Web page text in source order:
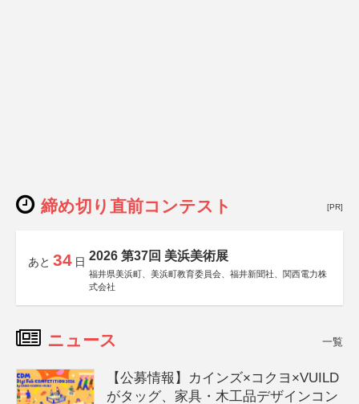
締め切り直前コンテスト [PR]
あと 34 日 2026 第37回 美浜美術展
福井県美浜町、美浜町教育委員会、福井新聞社、関西電力株
式会社
ニュース 一覧
【公募情報】カインズ×コクヨ×VUILD
がタッグ、家具・木工品デザインコン